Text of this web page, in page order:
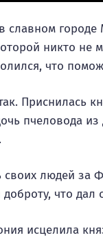
славном
никто не
что
Приснилась
пчеловода
своих людей за
что дал
исцелила